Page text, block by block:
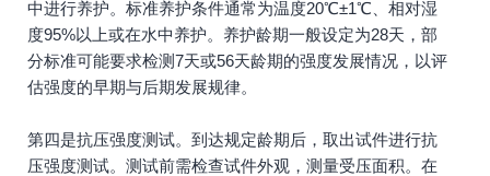
中进行养护。标准养护条件通常为温度20℃±1℃、相对湿
度95%以上或在水中养护。养护龄期一般设定为28天，部
分标准可能要求检测7天或56天龄期的强度发展情况，以评
估强度的早期与后期发展规律。
第四是抗压强度测试。到达规定龄期后，取出试件进行抗
压强度测试。测试前需检查试件外观，测量受压面积。在